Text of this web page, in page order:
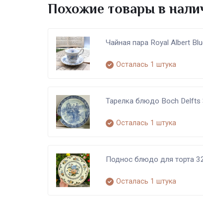
Похожие товары в
Чайная пара Royal Albert
Осталась 1 штука
Тарелка блюдо Boch Delfts
Осталась 1 штука
Поднос блюдо для торта
Осталась 1 штука